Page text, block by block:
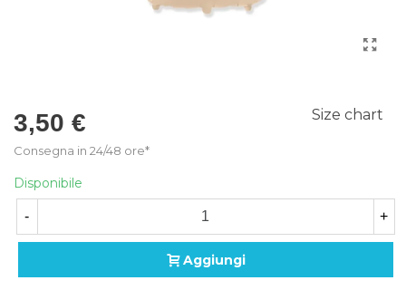
3,50 €
Consegna in 24/48 ore*
Size chart
Disponibile
- +
Aggiungi